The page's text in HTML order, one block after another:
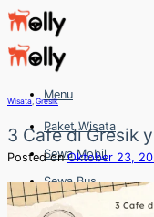
Skip
to
content
Menu
Paket Wisata
Sewa Mobil
Sewa Bus
Sewa Elf
Wisata Gresik
3 Cafe di Gresik
Posted onOktober 23,